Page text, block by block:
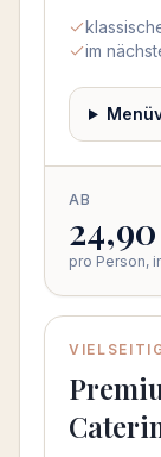
im
AB
pro Person,
Beliebt